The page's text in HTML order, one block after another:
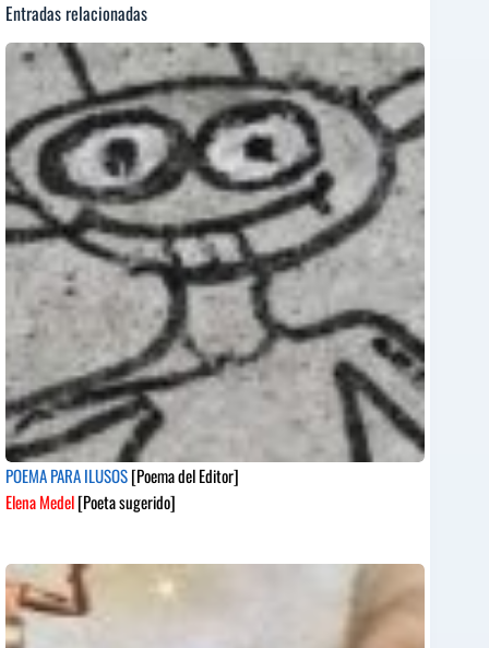
Entradas relacionadas
POEMA PARA ILUSOS[Poema del Editor]
Elena Medel[Poeta sugerido]